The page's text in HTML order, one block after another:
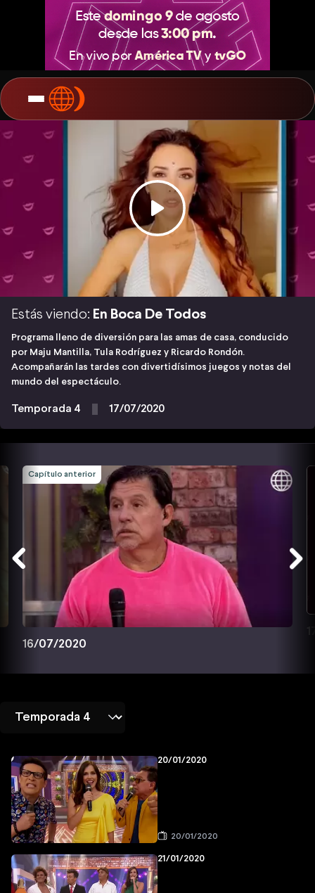
Estás viendo: En Boca De Todos
Programa lleno de diversión para las amas de casa, conducido
por Maju Mantilla, Tula Rodríguez y Ricardo Rondón.
Acompañarán las tardes con divertidísimos juegos y notas del
mundo del espectáculo.
Temporada 4 17/07/2020
Capítulo anterior
16/07/2020
20/01/2020
20/01/2020
21/01/2020